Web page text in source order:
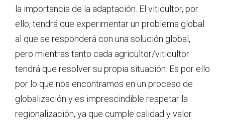
la importancia de la adaptación. El viticultor, por
ello, tendrá que experimentar un problema global
al que se responderá con una solución global,
pero mientras tanto cada agricultor/viticultor
tendrá que resolver su propia situación. Es por ello
por lo que nos encontramos en un proceso de
globalización y es imprescindible respetar la
regionalización, ya que cumple calidad y valor